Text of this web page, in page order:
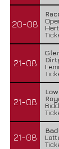
20-08
21-08
21-08
21-08